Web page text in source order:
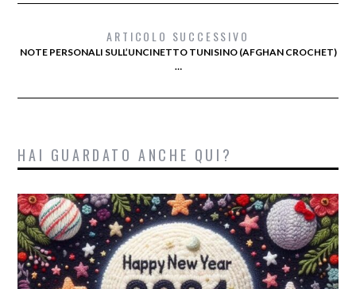
ARTICOLO SUCCESSIVO
NOTE PERSONALI SULL’UNCINETTO TUNISINO (AFGHAN CROCHET)
…
HAI GUARDATO ANCHE QUI?